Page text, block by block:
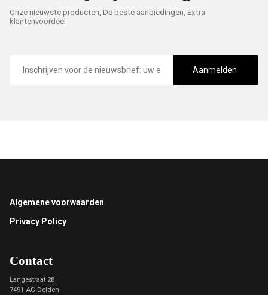
Onze nieuwste producten, De beste aanbiedingen, Extra
klantenvoordeel
mailadres
Aanmelden
Footer
Algemene voorwaarden
Privacy Policy
Contact
Langestraat 28
7491 AG Delden